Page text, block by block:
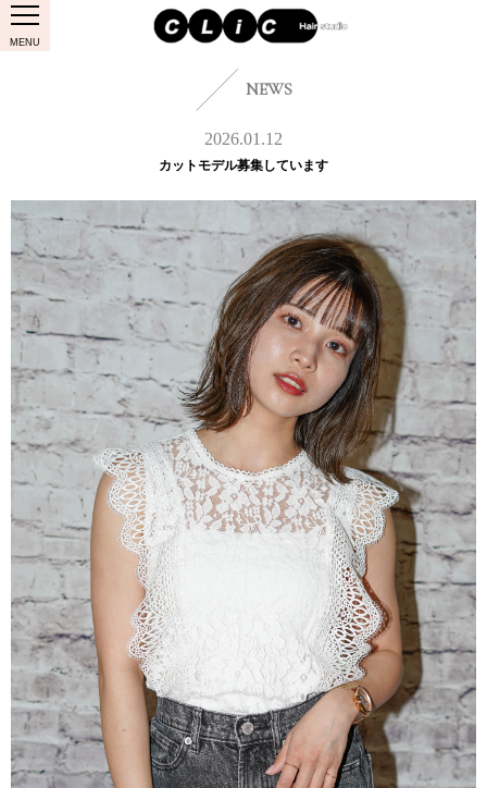
MENU
NEWS
2026.01.12
カットモデル募集しています